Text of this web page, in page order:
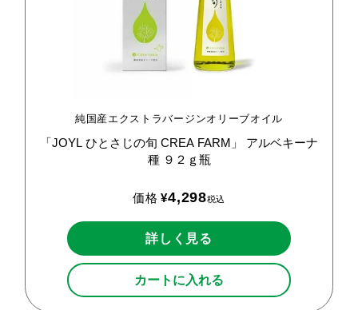
純国産エクストラバージンオリーブオイル
「JOYL ひとさじの旬 CREA FARM」 アルベキーナ
種 ９２ｇ瓶
価格 ¥4,298税込
詳しく見る
カートに入れる